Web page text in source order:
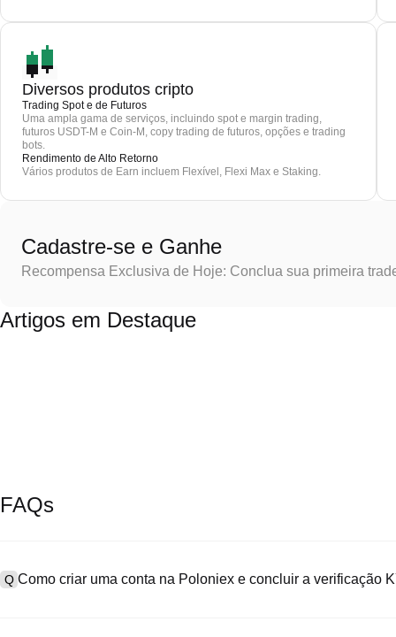
Diversos produtos cripto
Trading Spot e de Futuros
Uma ampla gama de serviços, incluindo spot e margin trading,
futuros USDT-M e Coin-M, copy trading de futuros, opções e trading
bots.
Rendimento de Alto Retorno
Vários produtos de Earn incluem Flexível, Flexi Max e Staking.
Cadastre-se e Ganhe
Recompensa Exclusiva de Hoje: Conclua sua primeira
Artigos em Destaque
FAQs
Q Como criar uma conta na Poloniex e concluir a verificação